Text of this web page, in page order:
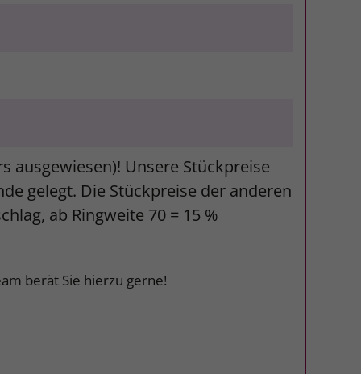
ausgewiesen)! Unsere Stückpreise
gelegt. Die Stückpreise der anderen
ab Ringweite 70 = 15 %
berät Sie hierzu gerne!